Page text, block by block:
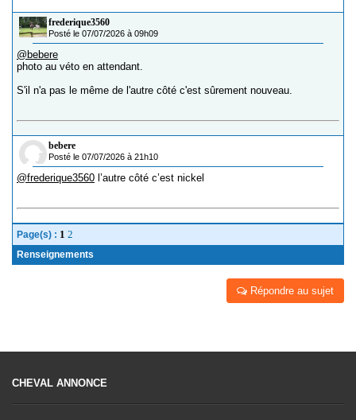
frederique3560
Posté le 07/07/2026 à 09h09
@bebere
photo au véto en attendant.
S'il n'a pas le même de l'autre côté c'est sûrement nouveau.
bebere
Posté le 07/07/2026 à 21h10
@frederique3560 l’autre côté c’est nickel
Page(s) : 1 2
Renseignements
Répondre au sujet
CHEVAL ANNONCE